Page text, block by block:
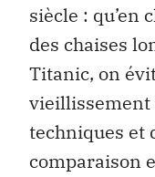
siècle : qu’en
des chaises
Titanic, on
vieillissement
techniques et
comparaison